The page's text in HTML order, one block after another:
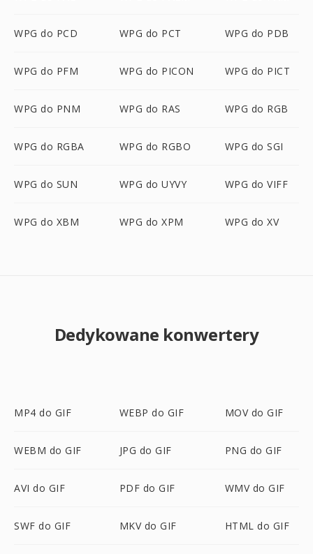
WPG do PCD WPG do PCT WPG do PDB
WPG do PFM WPG do PICON WPG do PICT
WPG do PNM WPG do RAS WPG do RGB
WPG do RGBA WPG do RGBO WPG do SGI
WPG do SUN WPG do UYVY WPG do VIFF
WPG do XBM WPG do XPM WPG do XV
Dedykowane konwertery
MP4 do GIF WEBP do GIF MOV do GIF
WEBM do GIF JPG do GIF PNG do GIF
AVI do GIF PDF do GIF WMV do GIF
SWF do GIF MKV do GIF HTML do GIF